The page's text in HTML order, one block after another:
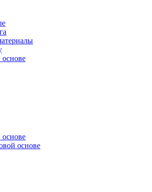
основе